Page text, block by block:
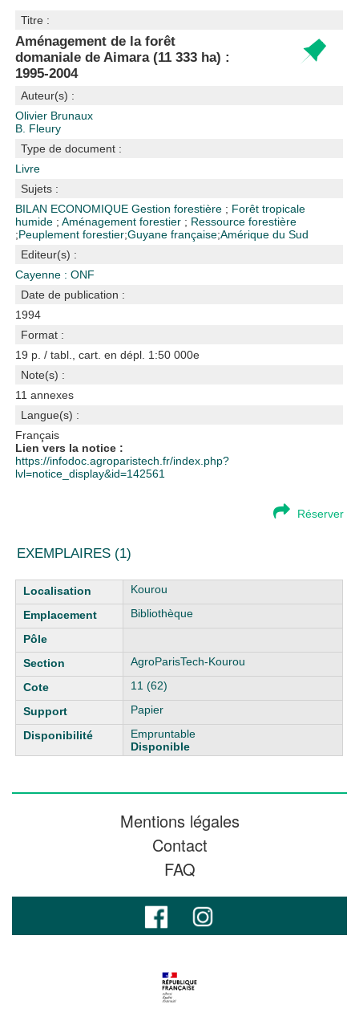
Titre :
Aménagement de la forêt
domaniale de Aimara (11 333 ha) :
1995-2004
Auteur(s) :
Olivier Brunaux
B. Fleury
Type de document :
Livre
Sujets :
BILAN ECONOMIQUEGestion forestière ; Forêt tropicale
humide ;Aménagement forestier ; Ressource forestière
;Peuplement forestier;Guyane française;Amérique du Sud
Editeur(s) :
Cayenne : ONF
Date de publication :
1994
Format :
19 p. / tabl., cart. en dépl. 1:50 000e
Note(s) :
11 annexes
Langue(s) :
Français
Lien vers la notice :
https://infodoc.agroparistech.fr/index.php?
lvl=notice_display&id=142561
Réserver
EXEMPLAIRES (1)
Liste des exemplaires
Kourou
Bibliothèque
AgroParisTech-Kourou
11 (62)
Papier
Empruntable
Disponible
Mentions légales
Contact
FAQ